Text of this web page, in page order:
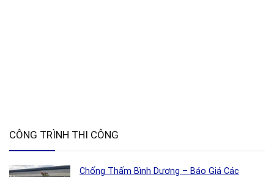
CÔNG TRÌNH THI CÔNG
Chống Thấm Bình Dương – Báo Giá Các